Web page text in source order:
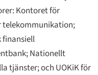
Kontoret för
telekommunikation;
finansiell
Nationellt
tjänster; och UOKiK för